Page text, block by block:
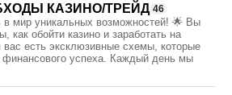
КАЗИНО/ТРЕЙД 46
в мир уникальных возможностей! 🌟 Вы
как обойти казино и заработать на
есть эксклюзивные схемы, которые
финансового успеха. Каждый день мы